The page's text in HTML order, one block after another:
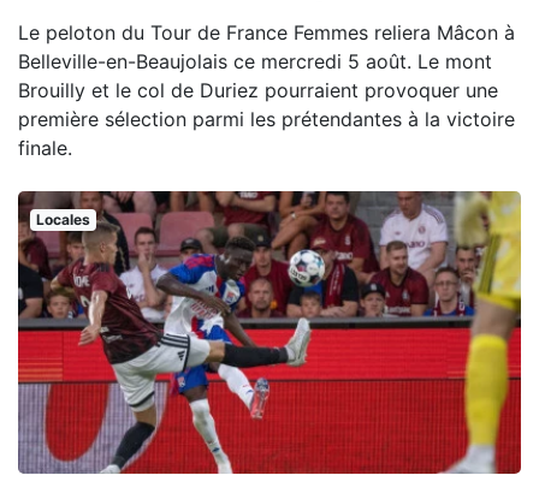
Le peloton du Tour de France Femmes reliera Mâcon à
Belleville-en-Beaujolais ce mercredi 5 août. Le mont
Brouilly et le col de Duriez pourraient provoquer une
première sélection parmi les prétendantes à la victoire
finale.
Locales